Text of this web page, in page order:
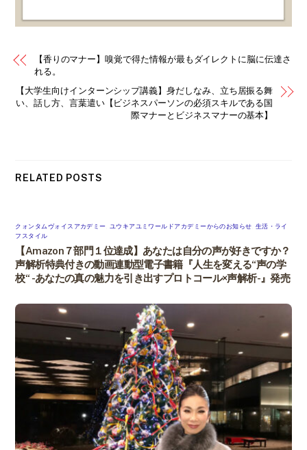
【香りのマナー】嗅覚で得た情報が最もダイレクトに脳に伝達さ
れる。
【大学生向けインターンシップ講義】身だしなみ、立ち居振る舞
い、話し方、言葉遣い【ビジネスパーソンの必須スキルである国
際マナーとビジネスマナーの基本】
RELATED POSTS
クォンタムヴォイスアカデミー ユウキアユミワールドアカデミーからのお知らせ 生活・ライ
フスタイル
【Amazon７部門１位達成】あなたは自分の声が好きですか？
声解析特典付きの動画連動型電子書籍『人生を変える“声の学
校“ -あなたの真の魅力を引き出すプロトコール×声解析-』発売